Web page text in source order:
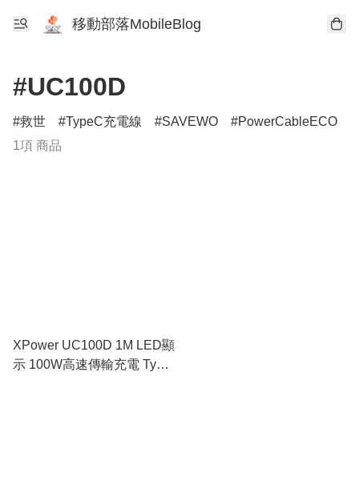
移動部落MobileBlog
#UC100D
救世 TypeC充電線 SAVEWO PowerCableECO
1項 商品
XPower UC100D 1M LED顯
示 100W高速傳輸充電 Type-